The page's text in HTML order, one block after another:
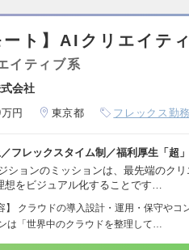
ート】AIクリエイテ
イティブ系
会社
円 東京都 フレックス勤務
フレックスタイム制／福利厚生「超
ションのミッションは、最先端のク
想をビジュアル化することです…
】 クラウドの導入設計・運用・保守やコ
は「世界中のクラウドを整理して…